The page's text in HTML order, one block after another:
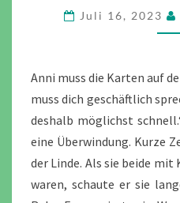
Juli 16, 2023
Anni muss die Karten auf
muss dich geschäftlich
deshalb möglichst
eine Überwindung. Kurze
der Linde. Als sie beide mit
waren, schaute er sie